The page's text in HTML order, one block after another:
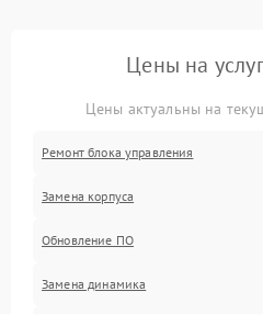
Цены на
Цены актуальны на
Ремонт блока управления
Замена корпуса
Обновление ПО
Замена динамика